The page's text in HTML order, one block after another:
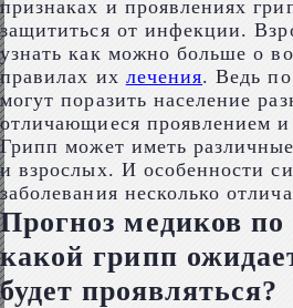
признаках и проявлениях
защититься от инфекции.
узнать как можно больше о
правилах их лечения. Ведь
могут поразить население
отличающиеся проявлением
Грипп может иметь
и взрослых. И особенности
заболевания несколько
Прогноз медиков по
какой грипп
будет проявляться?